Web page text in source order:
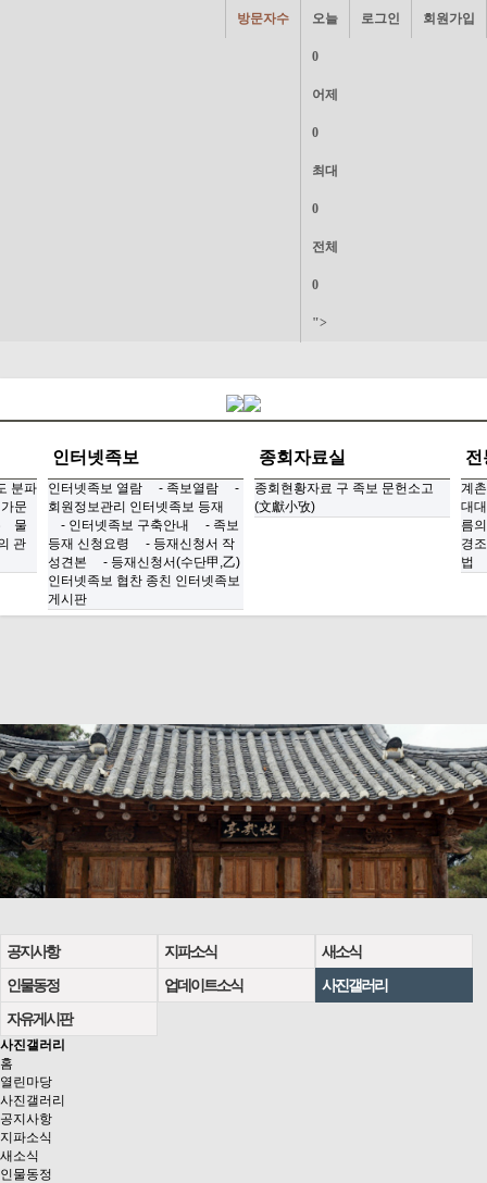
회원가입
로그인
오늘
0
어제
0
최대
0
전체
0
">
방문자수
분파
가문
물
관
인터넷족보
인터넷족보 열람 - 족보열람
-
회원정보관리 인터넷족보 등재
- 인터넷족보 구축안내
- 족보
등재 신청요령
- 등재신청서 작
성견본
- 등재신청서(수단甲,乙)
인터넷족보 협찬 종친 인터넷족보
게시판
종회자료실
종회현황자료 구 족보 문헌소고
(文獻小攷)
전
계
대
름
경
법
공지사항 지파소식
새소식
인물동정
업데이트소식
사진갤러리
자유게시판
사진갤러리
홈
열린마당
사진갤러리
공지사항
지파소식
새소식
인물동정